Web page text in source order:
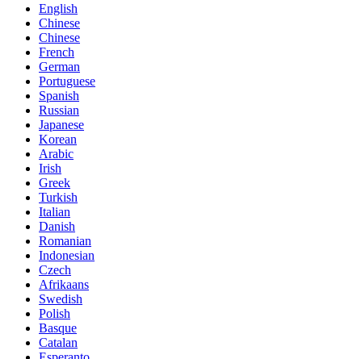
English
Chinese
Chinese
French
German
Portuguese
Spanish
Russian
Japanese
Korean
Arabic
Irish
Greek
Turkish
Italian
Danish
Romanian
Indonesian
Czech
Afrikaans
Swedish
Polish
Basque
Catalan